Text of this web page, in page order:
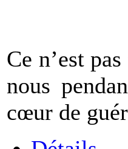
Ce n’est
nous
cœur de